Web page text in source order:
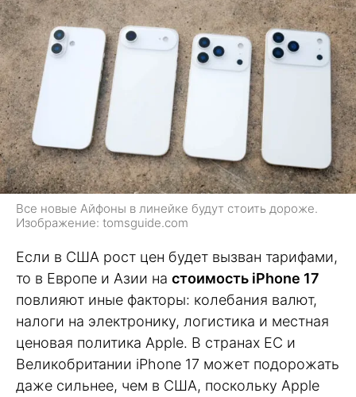
Все новые Айфоны в линейке будут стоить дороже.
Изображение: tomsguide.com
Если в США рост цен будет вызван тарифами,
то в Европе и Азии на стоимость iPhone 17
повлияют иные факторы: колебания валют,
налоги на электронику, логистика и местная
ценовая политика Apple. В странах ЕС и
Великобритании iPhone 17 может подорожать
даже сильнее, чем в США, поскольку Apple